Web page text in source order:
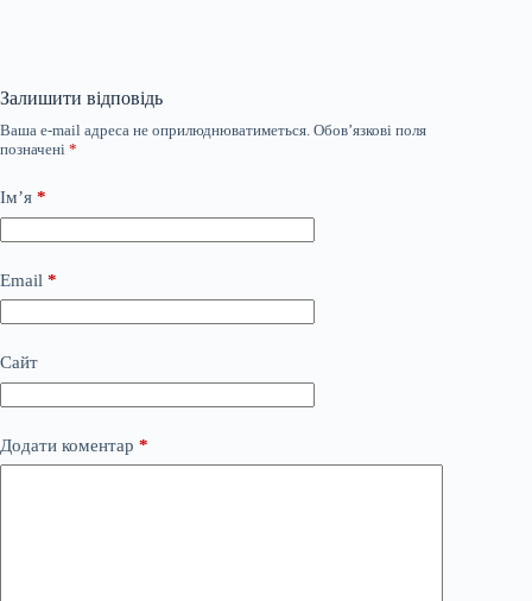
Залишити відповідь
Ваша e-mail адреса не оприлюднюватиметься. Обов’язкові поля
позначені *
Ім’я *
Email *
Сайт
Додати коментар *